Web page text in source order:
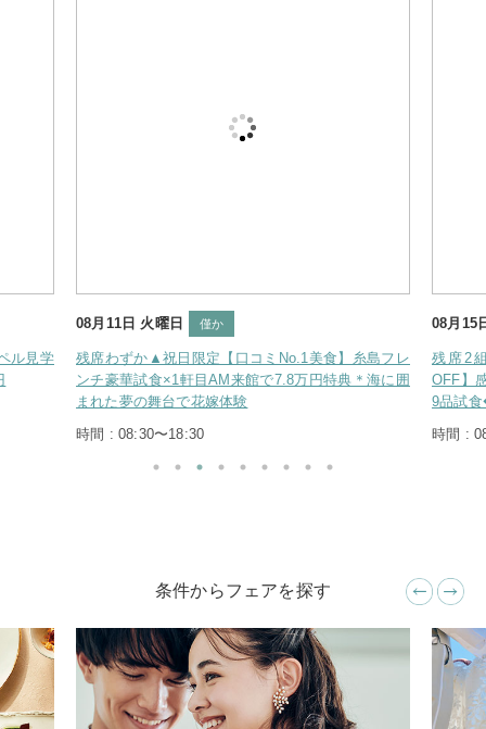
美食】糸島フレ
万円特典＊海に囲
08月15日 土曜日
残席2組様*【8/15限定★料理半額×衣裳66万
OFF】感動の模擬挙式×海の絶景チャペル見学×豪
9品試食◆帰省費16.5万円OFF
時間 : 08:30〜18:30
条件からフェアを探す